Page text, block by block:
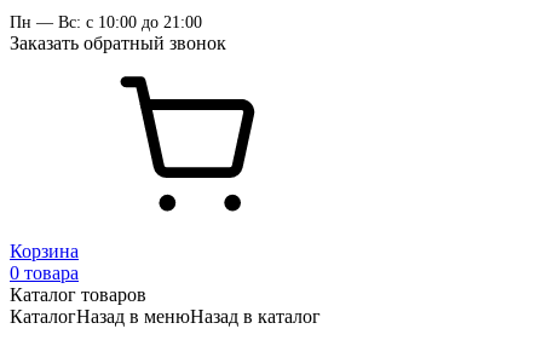
Пн — Вс: с 10:00 до 21:00
Заказать обратный звонок
Корзина
0 товара
Каталог товаров
КаталогНазад в менюНазад в каталог